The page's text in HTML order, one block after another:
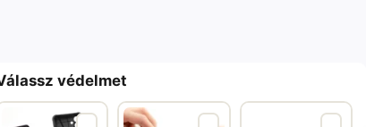
védelmet